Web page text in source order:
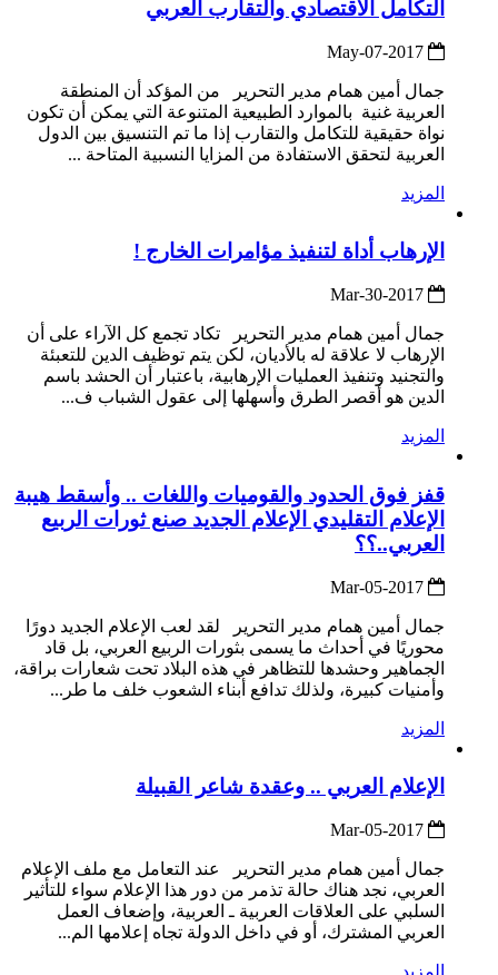
التكامل الاقتصادي والتقارب العربي
جمال أمين همام مدير التحرير من المؤكد أن المنطقة
العربية غنية بالموارد الطبيعية المتنوعة التي يمكن أن تكون
نواة حقيقية للتكامل والتقارب إذا ما تم التنسيق بين الدول
العربية لتحقق الاستفادة من المزايا النسبية المتاحة ...
المزيد
الإرهاب أداة لتنفيذ مؤامرات الخارج !
جمال أمين همام مدير التحرير تكاد تجمع كل الآراء على أن
الإرهاب لا علاقة له بالأديان، لكن يتم توظيف الدين للتعبئة
والتجنيد وتنفيذ العمليات الإرهابية، باعتبار أن الحشد باسم
الدين هو أقصر الطرق وأسهلها إلى عقول الشباب ف...
المزيد
قفز فوق الحدود والقوميات واللغات .. وأسقط هيبة
الإعلام التقليدي الإعلام الجديد صنع ثورات الربيع
العربي..؟؟
جمال أمين همام مدير التحرير لقد لعب الإعلام الجديد دورًا
محوريًا في أحداث ما يسمى بثورات الربيع العربي، بل قاد
الجماهير وحشدها للتظاهر في هذه البلاد تحت شعارات براقة،
وأمنيات كبيرة، ولذلك تدافع أبناء الشعوب خلف ما طر...
المزيد
الإعلام العربي .. وعقدة شاعر القبيلة
جمال أمين همام مدير التحرير عند التعامل مع ملف الإعلام
العربي، نجد هناك حالة تذمر من دور هذا الإعلام سواء للتأثير
السلبي على العلاقات العربية ـ العربية، وإضعاف العمل
العربي المشترك، أو في داخل الدولة تجاه إعلامها الم...
المزيد